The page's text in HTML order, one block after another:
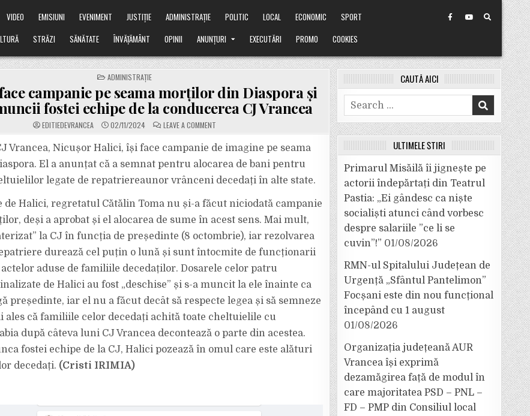
VIDEO EMISIUNI EVENIMENT JUSTIȚIE ADMINISTRAȚIE POLITIC LOCAL ECONOMIC
SPORT
STRĂZI SĂNĂTATE ÎNVĂȚĂMÂNT OPINII ANUNȚURI EXECUTĂRI PROMO COOKIES
POSTED
IN
ADMINISTRAȚIE
campanie pe seama morților din Diaspora și
fostei echipe de la conducerea CJ Vrancea
EDITIEDEVRANCEA 02/11/2024 LEAVE A COMMENTON
HALICI
FACE
CAMPANIE
PE
SEAMA
MORȚILOR
DIN
PE
MUNCII
FOSTEI
ECHIPE
DE
CONDUCEREA
VRANCEA
Vrancea, Nicușor Halici, își face campanie de imagine pe seama
El a anunțat că a semnat pentru alocarea de bani pentru
legate de repatriereaunor vrânceni decedați în alte state.
de Halici, regretatul Cătălin Toma nu și-a făcut niciodată campanie
deși a aprobat și el alocarea de sume în acest sens. Mai mult,
la CJ în funcția de președinte (8 octombrie), iar rezolvarea
durează cel puțin o lună și sunt întocmite de funcționarii
aduse de familiile decedaților. Dosarele celor patru
de Halici au fost „deschise” și s-a muncit la ele înainte ca
președinte, iar el nu a făcut decât să respecte legea și să semneze
ales că familiile celor decedați achită toate cheltuielile cu
după câteva luni CJ Vrancea decontează o parte din acestea.
fostei echipe de la CJ, Halici pozează în omul care este alături
decedați. (Cristi IRIMIA)
CAUTĂ AICI
Search
for:
ULTIMELE ȘTIRI
Primarul Misăilă îi jignește pe
actorii îndepărtați din Teatrul
Pastia: „Ei gândesc ca niște
socialiști atunci când vorbesc
despre salariile ”ce li se
cuvin”!” 01/08/2026
RMN-ul Spitalului Județean de
Urgență „Sfântul Pantelimon”
Focșani este din nou funcțional
începând cu 1 august
01/08/2026
Organizația județeană AUR
Vrancea își exprimă
dezamăgirea față de modul în
care majoritatea PSD – PNL –
FD – PMP din Consiliul local